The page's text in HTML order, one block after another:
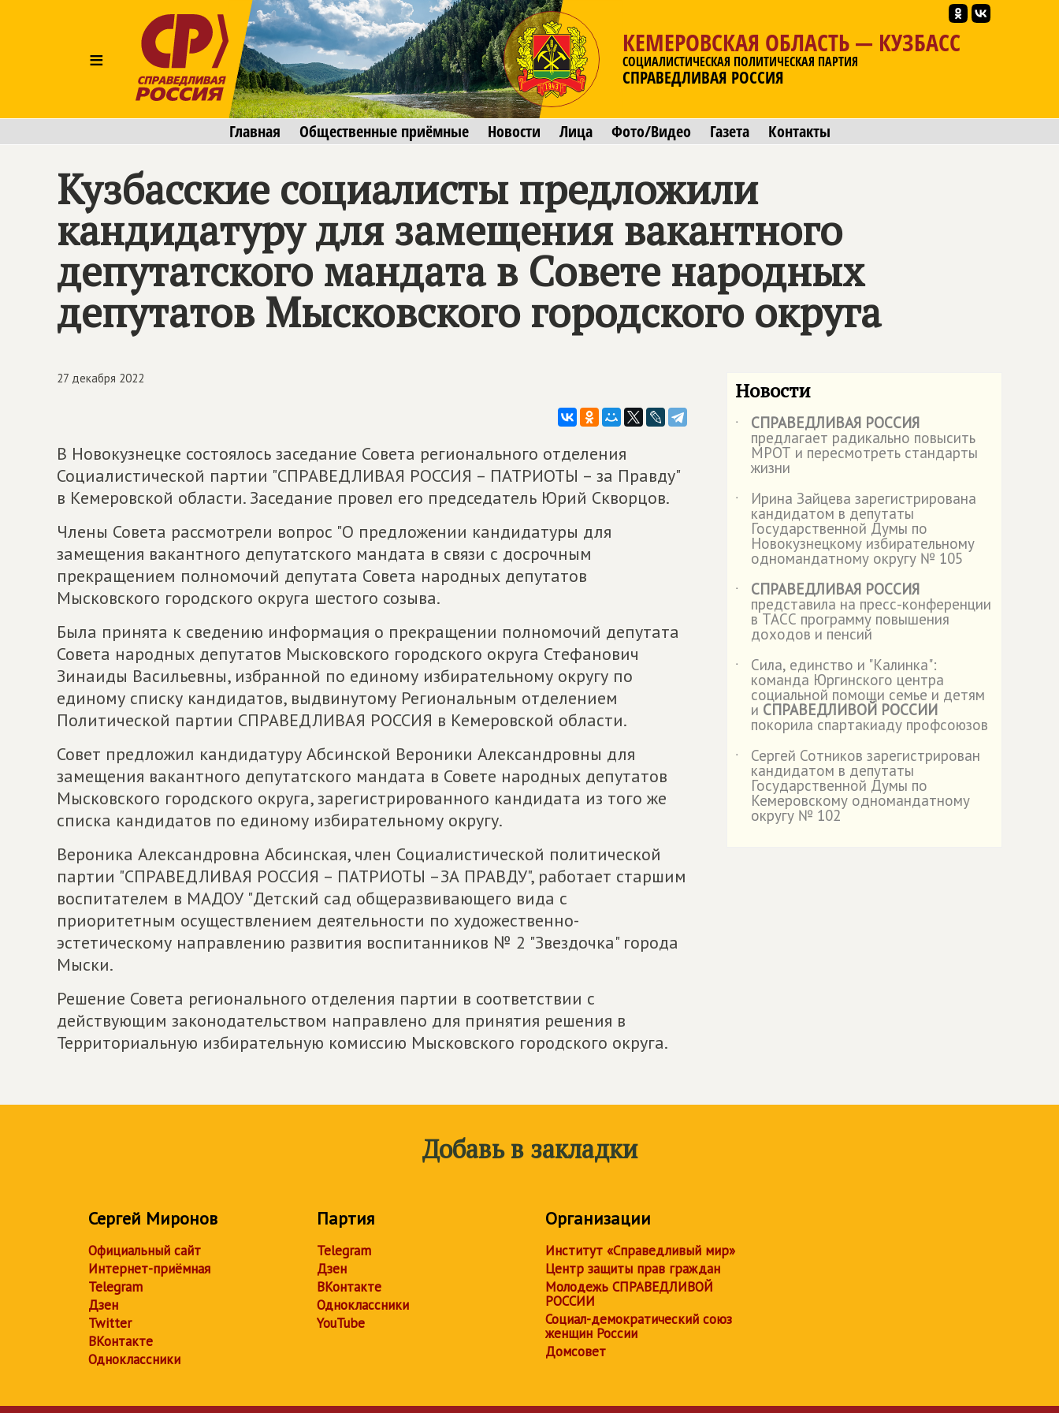
≡
КЕМЕРОВСКАЯ ОБЛАСТЬ — КУЗБАСС
СОЦИАЛИСТИЧЕСКАЯ ПОЛИТИЧЕСКАЯ ПАРТИЯ
СПРАВЕДЛИВАЯ РОССИЯ
Главная Общественные приёмные Новости Лица Фото/Видео Газета Контакты
Кузбасские социалисты предложили
кандидатуру для замещения вакантного
депутатского мандата в Совете народных
депутатов Мысковского городского округа
27 декабря 2022
В Новокузнецке состоялось заседание Совета регионального отделения
Социалистической партии "СПРАВЕДЛИВАЯ РОССИЯ – ПАТРИОТЫ – за Правду"
в Кемеровской области. Заседание провел его председатель Юрий Скворцов.
Члены Совета рассмотрели вопрос "О предложении кандидатуры для
замещения вакантного депутатского мандата в связи с досрочным
прекращением полномочий депутата Совета народных депутатов
Мысковского городского округа шестого созыва.
Была принята к сведению информация о прекращении полномочий депутата
Совета народных депутатов Мысковского городского округа Стефанович
Зинаиды Васильевны, избранной по единому избирательному округу по
единому списку кандидатов, выдвинутому Региональным отделением
Политической партии СПРАВЕДЛИВАЯ РОССИЯ в Кемеровской области.
Совет предложил кандидатуру Абсинской Вероники Александровны для
замещения вакантного депутатского мандата в Совете народных депутатов
Мысковского городского округа, зарегистрированного кандидата из того же
списка кандидатов по единому избирательному округу.
Вероника Александровна Абсинская, член Социалистической политической
партии "СПРАВЕДЛИВАЯ РОССИЯ – ПАТРИОТЫ –ЗА ПРАВДУ", работает старшим
воспитателем в МАДОУ "Детский сад общеразвивающего вида с
приоритетным осуществлением деятельности по художественно-
эстетическому направлению развития воспитанников № 2 "Звездочка" города
Мыски.
Решение Совета регионального отделения партии в соответствии с
действующим законодательством направлено для принятия решения в
Территориальную избирательную комиссию Мысковского городского округа.
Новости
˙ СПРАВЕДЛИВАЯ РОССИЯ
предлагает радикально повысить
МРОТ и пересмотреть стандарты
жизни
˙
Ирина Зайцева зарегистрирована
кандидатом в депутаты
Государственной Думы по
Новокузнецкому избирательному
одномандатному округу № 105
˙
СПРАВЕДЛИВАЯ РОССИЯ
представила на пресс-конференции
в ТАСС программу повышения
доходов и пенсий
˙
Сила, единство и "Калинка":
команда Юргинского центра
социальной помощи семье и детям
и СПРАВЕДЛИВОЙ РОССИИ
покорила спартакиаду профсоюзов
˙
Сергей Сотников зарегистрирован
кандидатом в депутаты
Государственной Думы по
Кемеровскому одномандатному
округу № 102
Добавь в закладки
Сергей Миронов
Официальный сайт
Интернет-приёмная
Telegram
Дзен
Twitter
ВКонтакте
Одноклассники
Партия
Telegram
Дзен
ВКонтакте
Одноклассники
YouTube
Организации
Институт «Справедливый мир»
Центр защиты прав граждан
Молодежь СПРАВЕДЛИВОЙ
РОССИИ
Социал-демократический союз
женщин России
Домсовет